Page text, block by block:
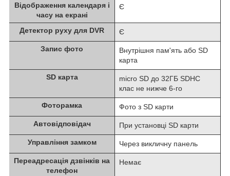
Відображення календаря і
часу на екрані
Є
Детектор руху для DVR Є
Запис фото
Внутрішня пам'ять або SD
карта
SD карта
micro SD до 32ГБ SDHC
клас не нижче 6-го
Фоторамка Фото з SD карти
Автовідповідач При установці SD карти
Управління замком Через викличну панель
Переадресація дзвінків на
телефон
Немає